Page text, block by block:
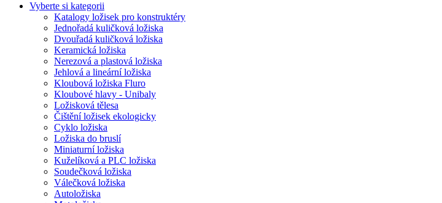
Vyberte si kategorii
Katalogy ložisek pro konstruktéry
Jednořadá kuličková ložiska
Dvouřadá kuličková ložiska
Keramická ložiska
Nerezová a plastová ložiska
Jehlová a lineární ložiska
Kloubová ložiska Fluro
Kloubové hlavy - Unibaly
Ložisková tělesa
Čištění ložisek ekologicky
Cyklo ložiska
Ložiska do bruslí
Miniaturní ložiska
Kuželíková a PLC ložiska
Soudečková ložiska
Válečková ložiska
Autoložiska